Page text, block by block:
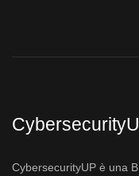
CybersecurityUP è una